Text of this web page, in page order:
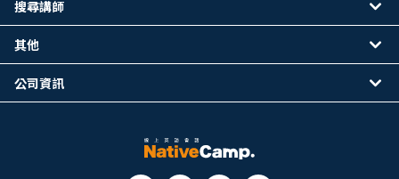
搜尋講師
其他
公司資訊